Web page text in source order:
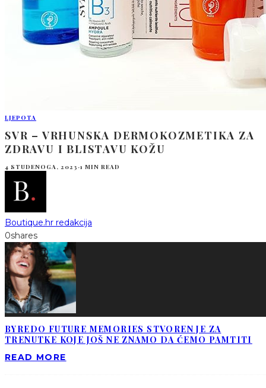
LJEPOTA
SVR – VRHUNSKA DERMOKOZMETIKA ZA
ZDRAVU I BLISTAVU KOŽU
4 STUDENOGA, 2023 ·1 MIN READ
Boutique.hr redakcija
0shares
BYREDO FUTURE MEMORIES STVOREN JE ZA
TRENUTKE KOJE JOŠ NE ZNAMO DA ĆEMO PAMTITI
READ MORE